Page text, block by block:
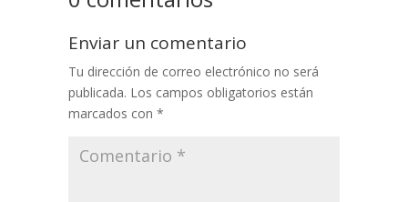
Enviar un comentario
Tu dirección de correo electrónico no será
publicada. Los campos obligatorios están
marcados con *